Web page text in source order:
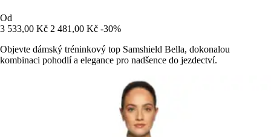
Od
3 533,00 Kč 2 481,00 Kč -30%
Objevte dámský tréninkový top Samshield Bella, dokonalou
kombinaci pohodlí a elegance pro nadšence do jezdectví.